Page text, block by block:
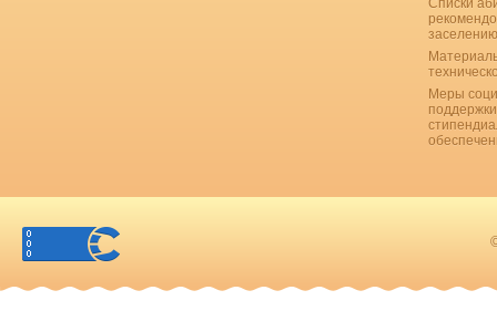
Списки
Меры